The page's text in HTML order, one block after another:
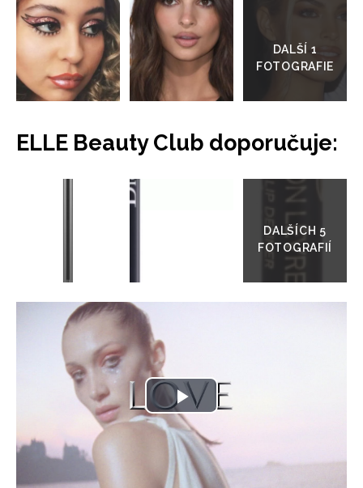
galerie
ELLE Beauty Club doporučuje:
Přejít
galerie
Play
Video